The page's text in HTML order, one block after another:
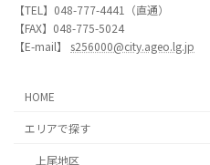
【TEL】048-777-4441（直通）
【FAX】048-775-5024
【E-mail】 s256000@city.ageo.lg.jp
HOME
エリアで探す
上尾地区